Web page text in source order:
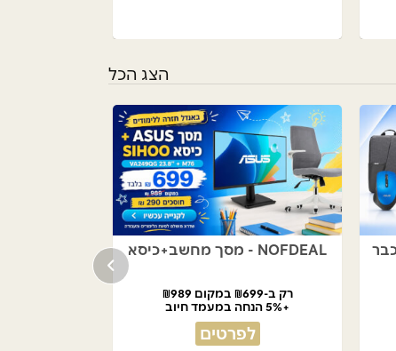
הצג הכל
NOFDEAL - מסך מחשב+כיסא
רק ב-₪699 במקום ₪989
+5% הנחה במעמד חיוב
לפרטים